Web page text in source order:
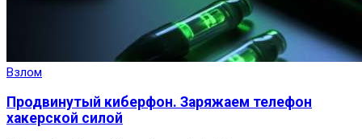
Взлом
Продвинутый киберфон. Заряжаем телефон
хакерской силой